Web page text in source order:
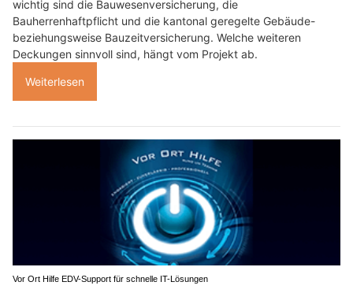
wichtig sind die Bauwesenversicherung, die
Bauherrenhaftpflicht und die kantonal geregelte Gebäude-
beziehungsweise Bauzeitversicherung. Welche weiteren
Deckungen sinnvoll sind, hängt vom Projekt ab.
Weiterlesen
Vor Ort Hilfe EDV-Support für schnelle IT-Lösungen